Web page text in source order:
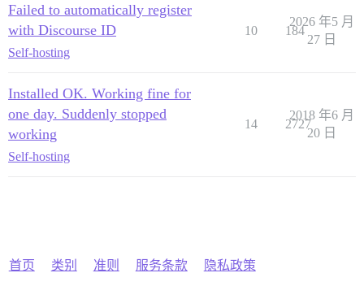
Failed to automatically register
with Discourse ID
Self-hosting
10 184
2026 年5 月
27 日
Installed OK. Working fine for
one day. Suddenly stopped
working
Self-hosting
14 2727
2018 年6 月
20 日
首页 类别 准则 服务条款 隐私政策